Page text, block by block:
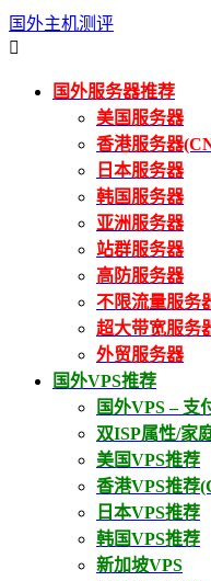
国外主机测评

国外服务器推荐
美国服务器
香港服务器
日本服务器
韩国服务器
亚洲服务器
站群服务器
高防服务器
不限流量服务
超大带宽服务
外贸服务器
国外VPS推荐
国外VPS – 支
双ISP属性/家
美国VPS推荐
香港VPS推荐
日本VPS推荐
韩国VPS推荐
新加坡VPS